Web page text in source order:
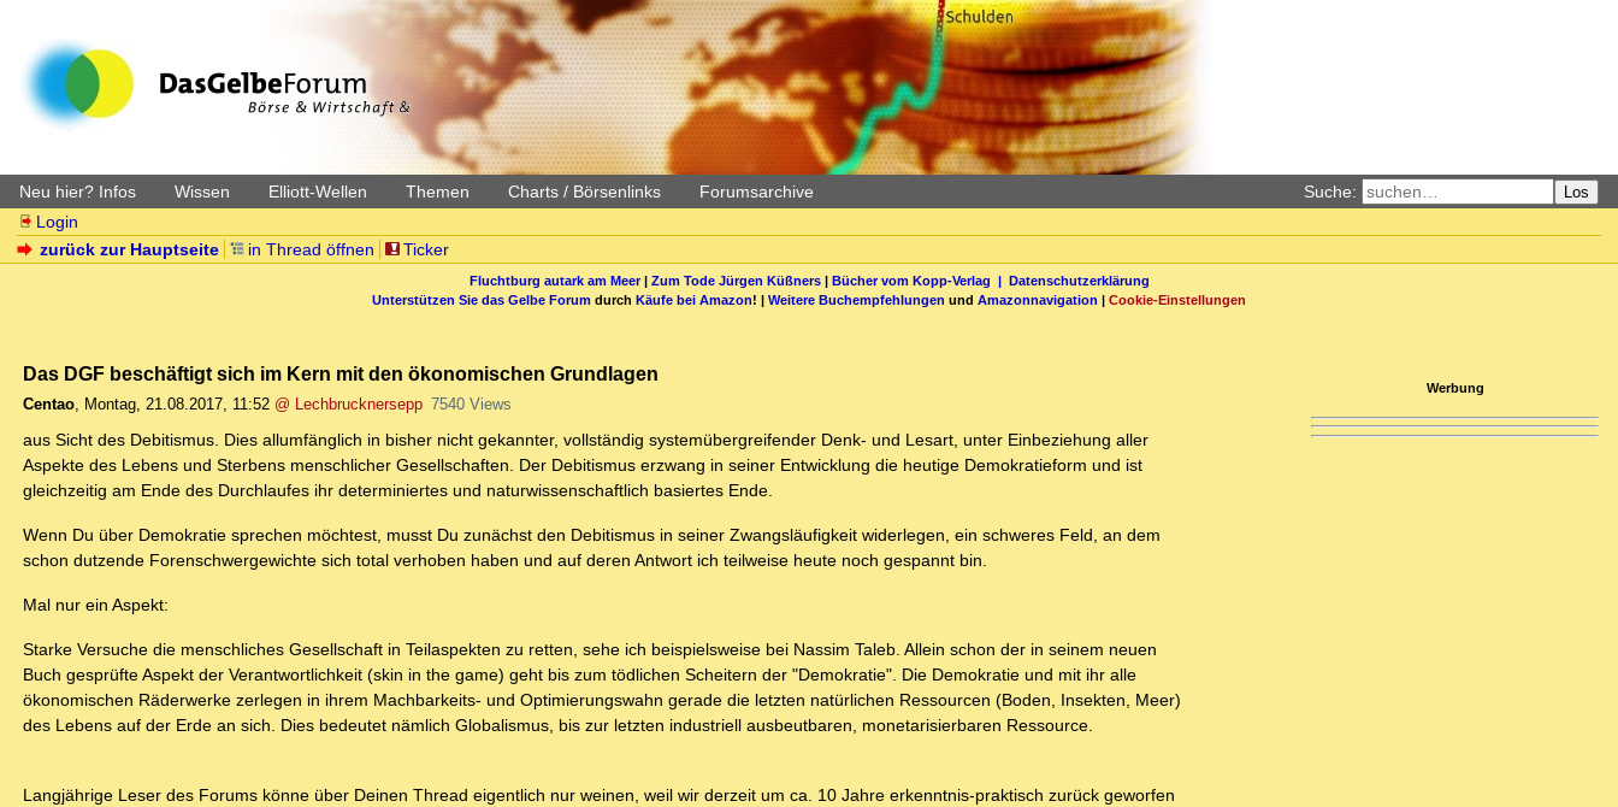
Neu hier? Infos Wissen Elliott-Wellen Themen Charts / Börsenlinks Forumsarchive Suche: Los
Login
zurück zur Hauptseite
in Thread öffnen Ticker
Fluchtburg autark am Meer| Zum Tode Jürgen Küßners| Bücher vom Kopp-Verlag | Datenschutzerklärung
Unterstützen Sie das Gelbe Forum durch Käufe bei Amazon! | Weitere Buchempfehlungen und Amazonnavigation | Cookie-Einstellungen
Das DGF beschäftigt sich im Kern mit den ökonomischen Grundlagen
Centao, Montag, 21.08.2017, 11:52 @ Lechbrucknersepp 7540 Views
aus Sicht des Debitismus. Dies allumfänglich in bisher nicht gekannter, vollständig systemübergreifender Denk- und Lesart, unter Einbeziehung aller
Aspekte des Lebens und Sterbens menschlicher Gesellschaften. Der Debitismus erzwang in seiner Entwicklung die heutige Demokratieform und ist
gleichzeitig am Ende des Durchlaufes ihr determiniertes und naturwissenschaftlich basiertes Ende.
Wenn Du über Demokratie sprechen möchtest, musst Du zunächst den Debitismus in seiner Zwangsläufigkeit widerlegen, ein schweres Feld, an dem
schon dutzende Forenschwergewichte sich total verhoben haben und auf deren Antwort ich teilweise heute noch gespannt bin.
Mal nur ein Aspekt:
Starke Versuche die menschliches Gesellschaft in Teilaspekten zu retten, sehe ich beispielsweise bei Nassim Taleb. Allein schon der in seinem neuen
Buch gesprüfte Aspekt der Verantwortlichkeit (skin in the game) geht bis zum tödlichen Scheitern der "Demokratie". Die Demokratie und mit ihr alle
ökonomischen Räderwerke zerlegen in ihrem Machbarkeits- und Optimierungswahn gerade die letzten natürlichen Ressourcen (Boden, Insekten, Meer)
des Lebens auf der Erde an sich. Dies bedeutet nämlich Globalismus, bis zur letzten industriell ausbeutbaren, monetarisierbaren Ressource.
Langjährige Leser des Forums könne über Deinen Thread eigentlich nur weinen, weil wir derzeit um ca. 10 Jahre erkenntnis-praktisch zurück geworfen
Werbung